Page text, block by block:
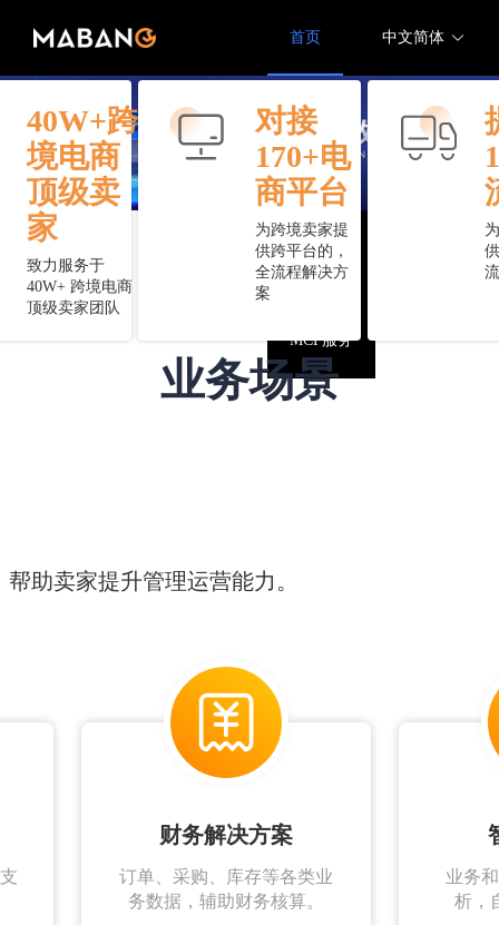
首页
解决方案
接口文档
控制中台
MCP服务
中文简体
40W+跨
境电商
顶级卖
家
致力服务于
40W+ 跨境电商
顶级卖家团队
对接
170+电
商平台
为跨境卖家提
供跨平台的，
全流程解决方
案
业务场景
助卖家提升管理运营能力。
财务解决方案
订单、采购、库存等各类业
务数据，辅助财务核算。
业务
析，